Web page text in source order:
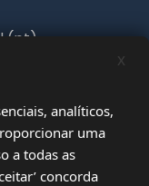
‎(pt)‎
‎(pt)‎
analíticos,
uma
a todas as
concorda
x